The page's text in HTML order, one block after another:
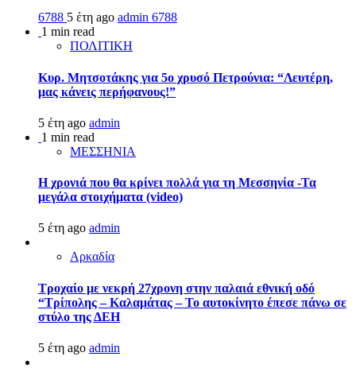
6788 5 έτη ago admin 6788
1 min read
ΠΟΛΙΤΙΚΗ
Κυρ. Μητσοτάκης για 5ο χρυσό Πετρούνια: “Λευτέρη,
μας κάνεις περήφανους!”
5 έτη ago admin
1 min read
ΜΕΣΣΗΝΙΑ
Η χρονιά που θα κρίνει πολλά για τη Μεσσηνία -Τα
μεγάλα στοιχήματα (video)
5 έτη ago admin
Αρκαδία
Τροχαίο με νεκρή 27χρονη στην παλαιά εθνική οδό
“Τρίπολης – Καλαμάτας – Το αυτοκίνητο έπεσε πάνω σε
στύλο της ΔΕΗ
5 έτη ago admin